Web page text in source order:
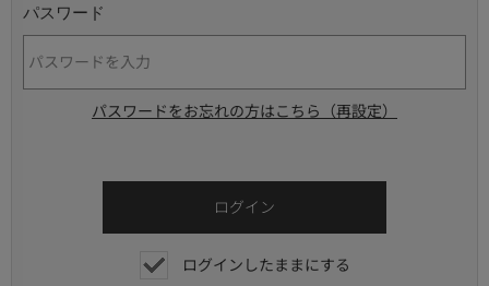
パスワード
パスワードをお忘れの方はこちら（再設定）
ログインしたままにする